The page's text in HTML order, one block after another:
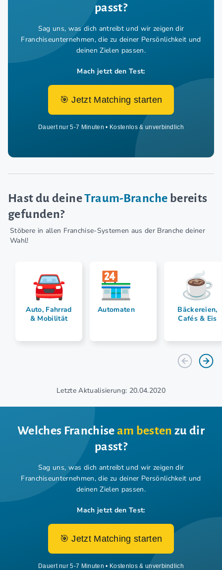
passt?
Sag uns, was dich antreibt und wir zeigen dir
Franchiseunternehmen, die zu deiner Persönlichkeit und
deinen Zielen passen.
Mach jetzt den Test:
🎯 Jetzt Matching starten
Dauert nur 5-7 Minuten • Kostenlos & unverbindlich
Hast du deineTraum-Branche bereits
gefunden?
Stöbere in allen Franchise-Systemen aus der Branche deiner
Wahl!
Auto, Fahrrad
& Mobilität
Automaten
Bäckereien,
Cafés & Eis
Letzte Aktualisierung: 20.04.2020
Welches Franchiseam besten zu dir
passt?
Sag uns, was dich antreibt und wir zeigen dir
Franchiseunternehmen, die zu deiner Persönlichkeit und
deinen Zielen passen.
Mach jetzt den Test:
🎯 Jetzt Matching starten
Dauert nur 5-7 Minuten • Kostenlos & unverbindlich